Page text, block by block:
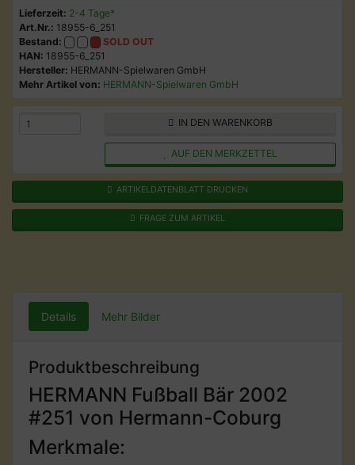
Lieferzeit: 2-4 Tage*
Art.Nr.: 18955-6_251
Bestand:
SOLD OUT
HAN: 18955-6_251
Hersteller: HERMANN-Spielwaren GmbH
Mehr Artikel von: HERMANN-Spielwaren GmbH
IN DEN WARENKORB
AUF DEN MERKZETTEL
ARTIKELDATENBLATT DRUCKEN
FRAGE ZUM ARTIKEL
Details Mehr Bilder
Produktbeschreibung
HERMANN Fußball Bär 2002
#251 von Hermann-Coburg
Merkmale: